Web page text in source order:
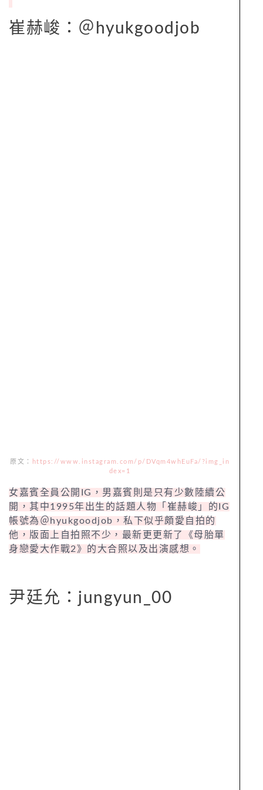
崔赫峻：＠hyukgoodjob
原文：
https://www.instagram.com/p/DVqm4whEuFa/?img_in
dex=1
女嘉賓全員公開IG，男嘉賓則是只有少數陸續公
開，其中1995年出生的話題人物「崔赫峻」的IG
帳號為＠hyukgoodjob，私下似乎頗愛自拍的
他，版面上自拍照不少，最新更更新了《母胎單
身戀愛大作戰2》的大合照以及出演感想。
尹廷允：jungyun_00